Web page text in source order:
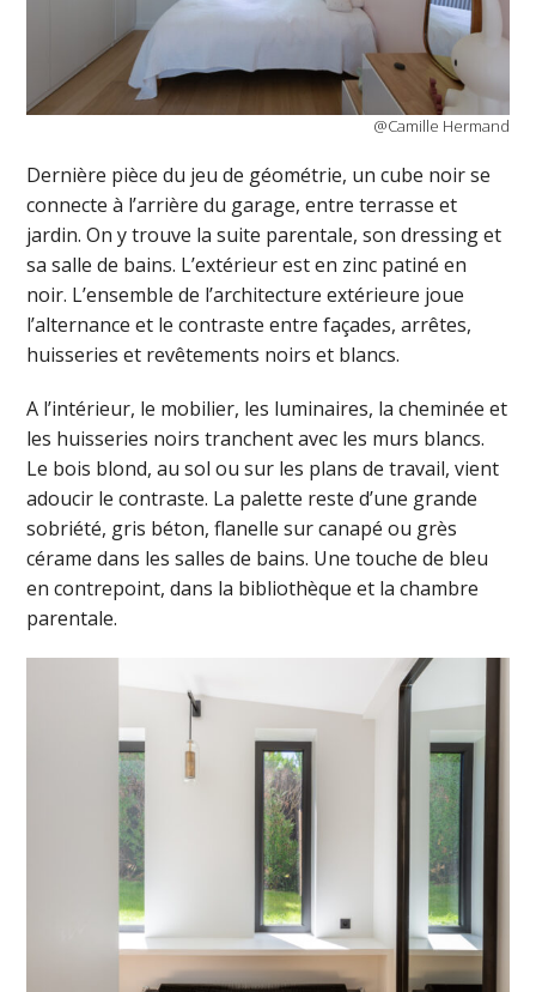
@Camille Hermand
Dernière pièce du jeu de géométrie, un cube noir se
connecte à l’arrière du garage, entre terrasse et
jardin. On y trouve la suite parentale, son dressing et
sa salle de bains. L’extérieur est en zinc patiné en
noir. L’ensemble de l’architecture extérieure joue
l’alternance et le contraste entre façades, arrêtes,
huisseries et revêtements noirs et blancs.
A l’intérieur, le mobilier, les luminaires, la cheminée et
les huisseries noirs tranchent avec les murs blancs.
Le bois blond, au sol ou sur les plans de travail, vient
adoucir le contraste. La palette reste d’une grande
sobriété, gris béton, flanelle sur canapé ou grès
cérame dans les salles de bains. Une touche de bleu
en contrepoint, dans la bibliothèque et la chambre
parentale.